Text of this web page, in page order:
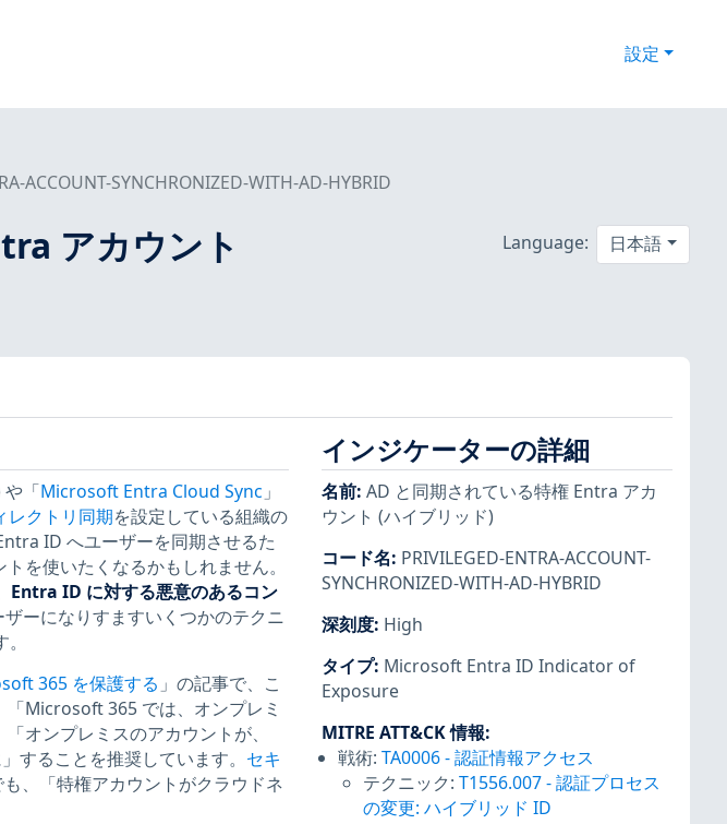
設定
ACCOUNT-SYNCHRONIZED-WITH-AD-HYBRID
アカウント
Language: 日本語
「Microsoft Entra Cloud Sync 」
レクトリ同期を設定している組織の
ID へユーザーを同期させるた
を使いたくなるかもしれません。
ID に対する悪意のあるコン
ーになりすますいくつかのテクニ
365 を保護する 」の記事で、こ
Microsoft 365 では、オンプレミ
オンプレミスのアカウントが、
することを推奨しています。 セキ
も、「特権アカウントがクラウドネ
インジケーターの詳細
名前: AD と同期されている特権 Entra アカ
ウント (ハイブリッド)
コード名: PRIVILEGED-ENTRA-ACCOUNT-
SYNCHRONIZED-WITH-AD-HYBRID
深刻度: High
タイプ: Microsoft Entra ID Indicator of
Exposure
MITRE ATT&CK 情報:
戦術:TA0006-認証情報アクセス
テクニック: T1556.007-認証プロセス
の変更: ハイブリッド ID